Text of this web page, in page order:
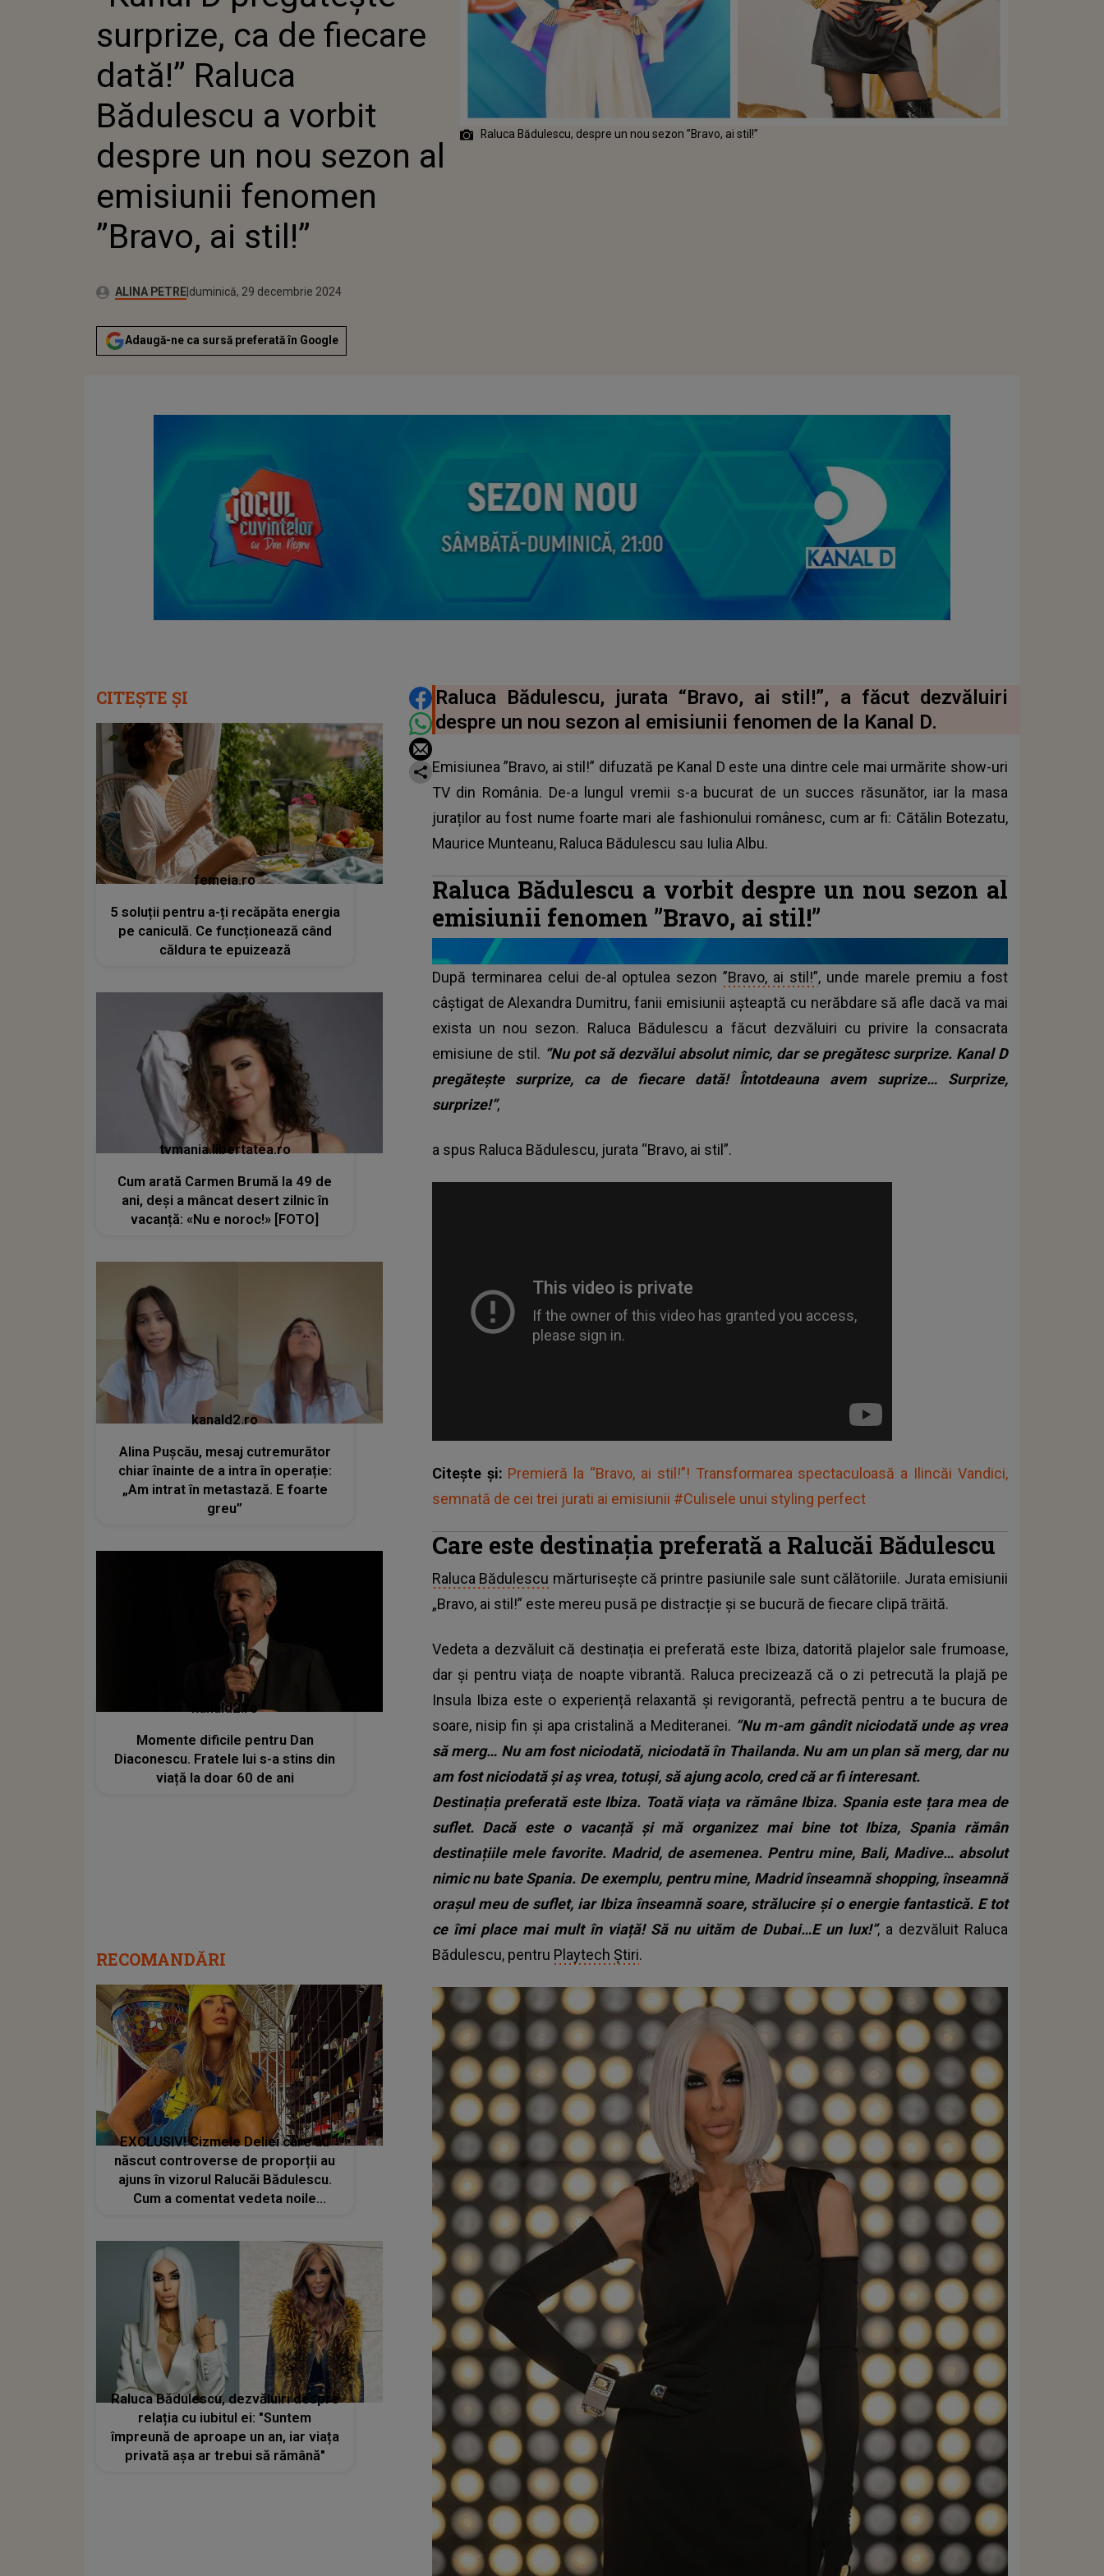
RALUCA BĂDULESCU A
VORBIT DESPRE UN
NOU SEZON AL
surprize, ca de fiecare
dată!” Raluca
Bădulescu a vorbit
despre un nou sezon al
emisiunii fenomen
”Bravo, ai stil!”
Autor:ALINA PETREPublicat:
vineri, 29 decembrie 2023
Actualizat:
duminică, 29 decembrie 2024
Adaugă-ne ca sursă preferată în Google
Raluca Bădulescu, despre un nou sezon ”Bravo, ai stil!”
DISTRIBUIE ARTICOLUL
Raluca Bădulescu, jurata “Bravo, ai stil!”, a făcut dezvăluiri
despre un nou sezon al emisiunii fenomen de la Kanal D.
Emisiunea ”Bravo, ai stil!” difuzată pe Kanal D este una dintre cele mai urmărite show-uri
TV din România. De-a lungul vremii s-a bucurat de un succes răsunător, iar la masa
juraților au fost nume foarte mari ale fashionului românesc, cum ar fi: Cătălin Botezatu,
Maurice Munteanu, Raluca Bădulescu sau Iulia Albu.
Raluca Bădulescu a vorbit despre un nou sezon al
emisiunii fenomen ”Bravo, ai stil!”
După terminarea celui de-al optulea sezon”Bravo, ai stil!”, unde marele premiu a fost
câștigat de Alexandra Dumitru, fanii emisiunii așteaptă cu nerăbdare să afle dacă va mai
exista un nou sezon. Raluca Bădulescu a făcut dezvăluiri cu privire la consacrata
emisiune de stil. “Nu pot să dezvălui absolut nimic, dar se pregătesc surprize. Kanal D
pregătește surprize, ca de fiecare dată! Întotdeauna avem suprize… Surprize,
surprize!”,
a spus Raluca Bădulescu, jurata “Bravo, ai stil”.
Citește și: Premieră la “Bravo, ai stil!”! Transformarea spectaculoasă a Ilincăi Vandici,
semnată de cei trei jurati ai emisiunii #Culisele unui styling perfect
Care este destinația preferată a Ralucăi Bădulescu
Raluca Bădulescu mărturisește că printre pasiunile sale sunt călătoriile. Jurata emisiunii
„Bravo, ai stil!” este mereu pusă pe distracție și se bucură de fiecare clipă trăită.
Vedeta a dezvăluit că destinația ei preferată este Ibiza, datorită plajelor sale frumoase,
dar și pentru viața de noapte vibrantă. Raluca precizează că o zi petrecută la plajă pe
Insula Ibiza este o experiență relaxantă și revigorantă, pefrectă pentru a te bucura de
soare, nisip fin și apa cristalină a Mediteranei. “Nu m-am gândit niciodată unde aș vrea
să merg… Nu am fost niciodată, niciodată în Thailanda. Nu am un plan să merg, dar nu
am fost niciodată și aș vrea, totuși, să ajung acolo, cred că ar fi interesant.
Destinația preferată este Ibiza. Toată viața va rămâne Ibiza. Spania este țara mea de
suflet. Dacă este o vacanță și mă organizez mai bine tot Ibiza, Spania rămân
destinațiile mele favorite. Madrid, de asemenea. Pentru mine, Bali, Madive… absolut
nimic nu bate Spania. De exemplu, pentru mine, Madrid înseamnă shopping, înseamnă
orașul meu de suflet, iar Ibiza înseamnă soare, strălucire și o energie fantastică. E tot
ce îmi place mai mult în viață! Să nu uităm de Dubai…E un lux!”, a dezvăluit Raluca
Bădulescu, pentru Playtech Știri.
CITEȘTE ȘI
femeia.ro
5 soluții pentru a-ți recăpăta energia
pe caniculă. Ce funcționează când
căldura te epuizează
tvmania.libertatea.ro
Cum arată Carmen Brumă la 49 de
ani, deși a mâncat desert zilnic în
vacanță: «Nu e noroc!» [FOTO]
kanald2.ro
Alina Pușcău, mesaj cutremurător
chiar înainte de a intra în operație:
„Am intrat în metastază. E foarte
greu”
kanald2.ro
Momente dificile pentru Dan
Diaconescu. Fratele lui s-a stins din
viață la doar 60 de ani
RECOMANDĂRI
EXCLUSIV! Cizmele Deliei care au
născut controverse de proporții au
ajuns în vizorul Ralucăi Bădulescu.
Cum a comentat vedeta noile
Raluca Bădulescu, dezvăluiri despre
relația cu iubitul ei: "Suntem
împreună de aproape un an, iar viața
privată așa ar trebui să rămână"